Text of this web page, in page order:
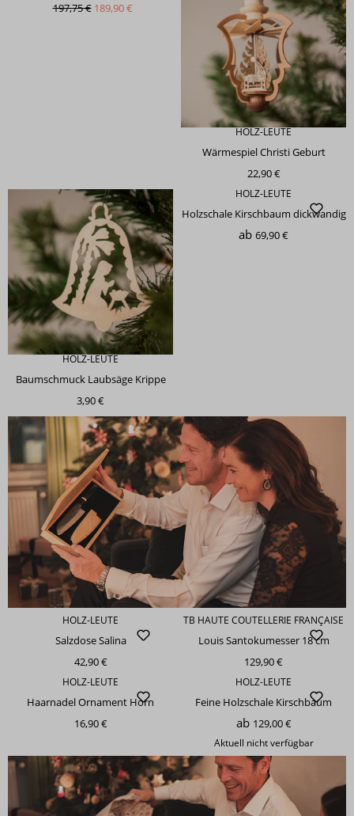
197,75 € 189,90 €
HOLZ-LEUTE
Wärmespiel Christi Geburt
22,90 €
HOLZ-LEUTE
Baumschmuck Laubsäge Krippe
3,90 €
HOLZ-LEUTE
Holzschale Kirschbaum dickwandig
ab 69,90 €
HOLZ-LEUTE
Salzdose Salina
42,90 €
TB HAUTE COUTELLERIE FRANÇAISE
Louis Santokumesser 18 cm
129,90 €
HOLZ-LEUTE
Haarnadel Ornament Horn
16,90 €
HOLZ-LEUTE
Feine Holzschale Kirschbaum
ab 129,00 €
Aktuell nicht verfügbar